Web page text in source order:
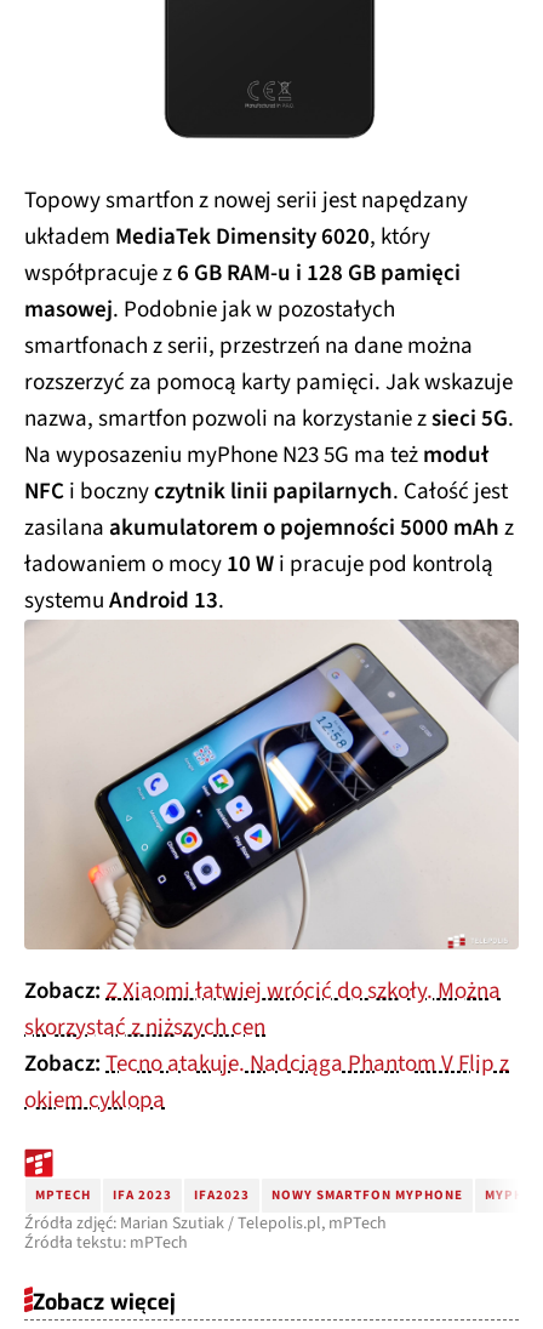
Topowy smartfon z nowej serii jest napędzany
układem MediaTek Dimensity 6020, który
współpracuje z6 GB RAM-u i 128 GB pamięci
masowej. Podobnie jak w pozostałych
smartfonach z serii, przestrzeń na dane można
rozszerzyć za pomocą karty pamięci. Jak wskazuje
nazwa, smartfon pozwoli na korzystanie zsieci 5G.
Na wyposazeniu myPhone N23 5G ma teżmoduł
NFCi bocznyczytnik linii papilarnych. Całość jest
zasilanaakumulatorem o pojemności 5000 mAhz
ładowaniem o mocy10 Wi pracuje pod kontrolą
systemuAndroid 13.
Zobacz:Z Xiaomi łatwiej wrócić do szkoły. Można
skorzystać z niższych cen
Zobacz:Tecno atakuje. Nadciąga Phantom V Flip z
okiem cyklopa
MPTECH IFA 2023 IFA2023 NOWY SMARTFON MYPHONE
Źródła zdjęć: Marian Szutiak / Telepolis.pl, mPTech
Źródła tekstu: mPTech
Zobacz więcej